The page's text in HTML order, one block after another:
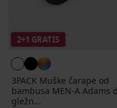
2+1 GRATIS
3PACK Muške čarape od
bambusa MEN-A Adams
gležn...